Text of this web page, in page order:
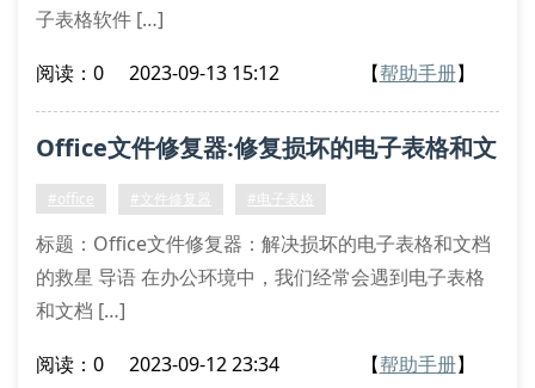
子表格软件 […]
阅读：0 2023-09-13 15:12 【帮助手册】
Office文件修复器:修复损坏的电子表格和文
档
#office #文件修复器 #电子表格
标题：Office文件修复器：解决损坏的电子表格和文档
的救星 导语 在办公环境中，我们经常会遇到电子表格
和文档 […]
阅读：0 2023-09-12 23:34 【帮助手册】